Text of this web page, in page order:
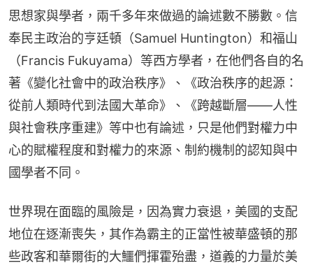
思想家與學者，兩千多年來做過的論述數不勝數。信
奉民主政治的亨廷頓（Samuel Huntington）和福山
（Francis Fukuyama）等西方學者，在他們各自的名
著《變化社會中的政治秩序》、《政治秩序的起源：
從前人類時代到法國大革命》、《跨越斷層——人性
與社會秩序重建》等中也有論述，只是他們對權力中
心的賦權程度和對權力的來源、制約機制的認知與中
國學者不同。
世界現在面臨的風險是，因為實力衰退，美國的支配
地位在逐漸喪失，其作為霸主的正當性被華盛頓的那
些政客和華爾街的大鱷們揮霍殆盡，道義的力量於美